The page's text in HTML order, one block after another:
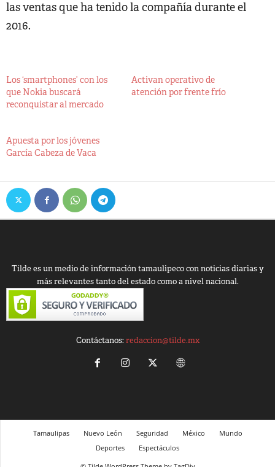
las ventas que ha tenido la compañía durante el
2016.
Los ‘smartphones’ con los
que Nokia buscará
reconquistar al mercado
Activan operativo de
atención por frente frío
Apuesta por los jóvenes
García Cabeza de Vaca
Tilde es un medio de información tamaulipeco con noticias diarias y
más relevantes tanto del estado como a nivel nacional.
Contáctanos:redaccion@tilde.mx
Tamaulipas Nuevo León Seguridad México
Mundo
Deportes
Espectáculos